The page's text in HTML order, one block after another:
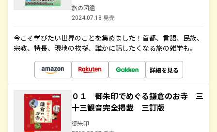
旅の図鑑
2024.07.18 発売
今こそ学びたい世界のことを集めました！首都、言語、民族、
宗教、特長、現地の挨拶、誰かに話したくなる旅の雑学も。
詳細を見る
０１ 御朱印でめぐる鎌倉のお寺 三
十三観音完全掲載 三訂版
御朱印